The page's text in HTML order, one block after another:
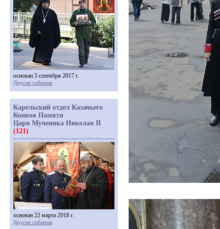
основан 5 сентября 2017 г.
Другие события
Карельский отдел Казачьего
Конвоя Памяти
Царя Мученика Николая II
(121)
основан 22 марта 2018 г.
Другие события